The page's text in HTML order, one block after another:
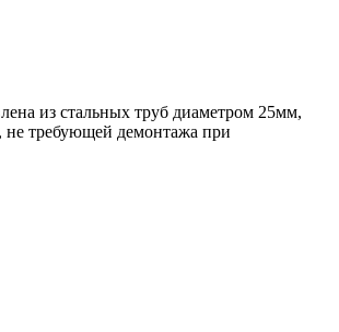
из стальных труб диаметром 25мм,
не требующей демонтажа при